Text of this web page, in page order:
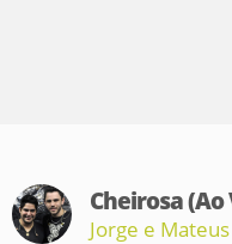
Cheirosa (Ao
Jorge e Mateus